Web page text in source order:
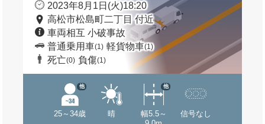
2023年8月1日(火)18:20
高松市松島町二丁目 付近
車両相互 小破事故
普通乗用車(1) 軽貨物車(1)
死亡(0) 負傷(1)
25～34歳
他
晴
幅5.5～
他
信号なし